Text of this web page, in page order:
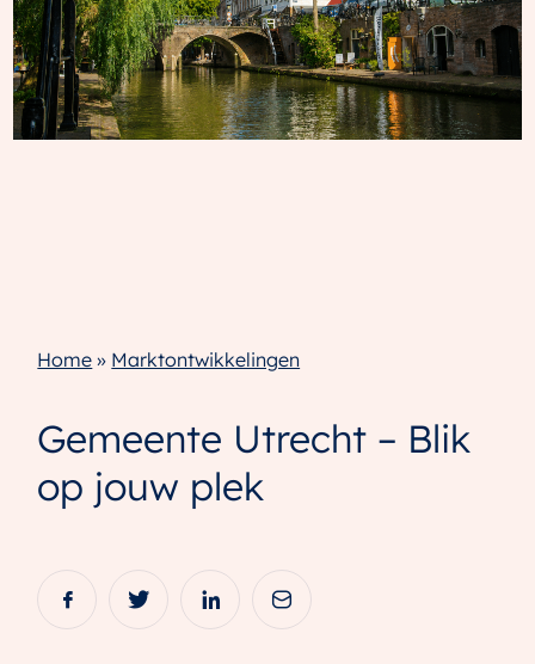
Home » Marktontwikkelingen
Gemeente Utrecht – Blik
op jouw plek